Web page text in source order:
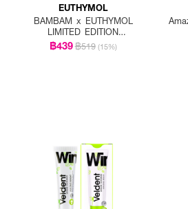
EUTHYMOL
BAMBAM x EUTHYMOL
LIMITED EDITION
Whitening Special Set
(Toothpaste 106g
฿439฿519 (15%)